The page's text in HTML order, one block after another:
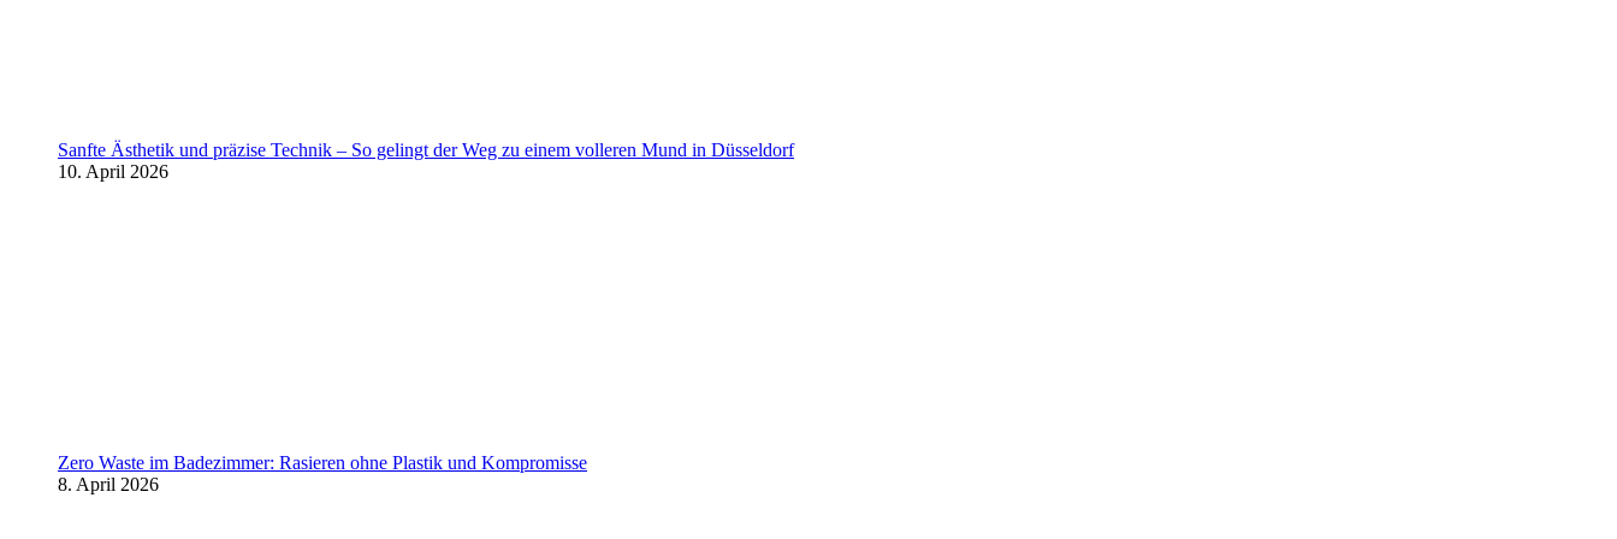
Sanfte Ästhetik und präzise Technik – So gelingt der Weg zu einem volleren Mund in Düsseldorf
10. April 2026
Zero Waste im Badezimmer: Rasieren ohne Plastik und Kompromisse
8. April 2026